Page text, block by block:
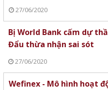
27/06/2020
Bị World Bank cấm dự
Đẩu thừa nhận sai sót
27/06/2020
Wefinex - Mô hình hoạt